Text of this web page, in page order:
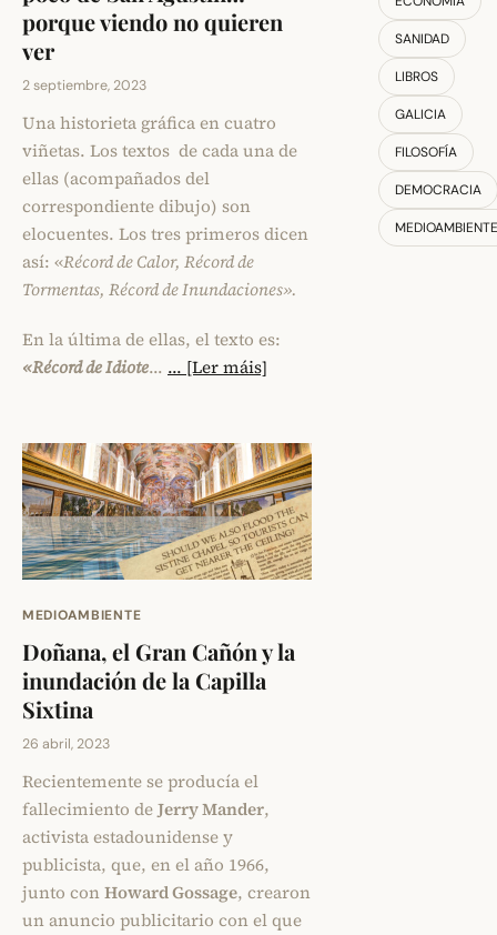
porque viendo no quieren
ver
2 septiembre, 2023
Una historieta gráfica en cuatro
viñetas. Los textos de cada una de
ellas (acompañados del
correspondiente dibujo) son
elocuentes. Los tres primeros dicen
así: «Récord de Calor, Récord de
Tormentas, Récord de Inundaciones».
En la última de ellas, el texto es:
«Récord de Idiote… ... [Ler máis]
MEDIOAMBIENTE
Doñana, el Gran Cañón y la
inundación de la Capilla
Sixtina
26 abril, 2023
Recientemente se producía el
fallecimiento deJerry Mander,
activista estadounidense y
publicista, que, en el año 1966,
junto conHoward Gossage, crearon
un anuncio publicitario con el que
SANIDAD
LIBROS
GALICIA
FILOSOFÍA
DEMOCRACIA
MEDIOAMBIENTE